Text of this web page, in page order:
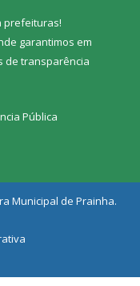
prefeituras!
garantimos em
de transparência
Pública
Municipal de Prainha.